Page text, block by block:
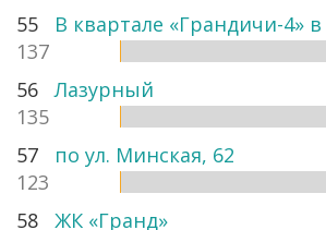
55
В квартале «Грандичи-4»
137
56
Лазурный
135
57
по ул. Минская, 62
123
58
ЖК «Гранд»